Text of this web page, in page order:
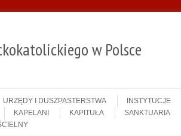
w Polsce
URZĘDY I DUSZPASTERSTWA
INSTYTUCJE
KAPELANI KAPITUŁA
SANKTUARIA